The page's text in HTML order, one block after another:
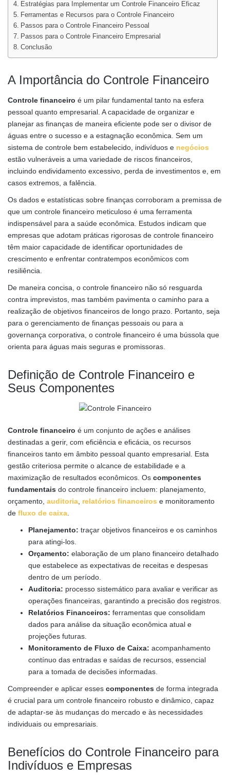
Estratégias para Implementar um Controle Financeiro Eficaz
Ferramentas e Recursos para o Controle Financeiro
Passos para o Controle Financeiro Pessoal
Passos para o Controle Financeiro Empresarial
Conclusão
A Importância do Controle Financeiro
Controle financeiro é um pilar fundamental tanto na esfera
pessoal quanto empresarial. A capacidade de organizar e
planejar as finanças de maneira eficiente pode ser o divisor de
águas entre o sucesso e a estagnação econômica. Sem um
sistema de controle bem estabelecido, indivíduos e negócios
estão vulneráveis a uma variedade de riscos financeiros,
incluindo endividamento excessivo, perda de investimentos e, em
casos extremos, a falência.
Os dados e estatísticas sobre finanças corroboram a premissa de
que um controle financeiro meticuloso é uma ferramenta
indispensável para a saúde econômica. Estudos indicam que
empresas que adotam práticas rigorosas de controle financeiro
têm maior capacidade de identificar oportunidades de
crescimento e enfrentar contratempos econômicos com
resiliência.
De maneira concisa, o controle financeiro não só resguarda
contra imprevistos, mas também pavimenta o caminho para a
realização de objetivos financeiros de longo prazo. Portanto, seja
para o gerenciamento de finanças pessoais ou para a
governança corporativa, o controle financeiro é uma bússola que
orienta para águas mais seguras e promissoras.
Definição de Controle Financeiro e
Seus Componentes
Controle financeiro é um conjunto de ações e análises
destinadas a gerir, com eficiência e eficácia, os recursos
financeiros tanto em âmbito pessoal quanto empresarial. Esta
gestão criteriosa permite o alcance de estabilidade e a
maximização de resultados econômicos. Os componentes
fundamentais do controle financeiro incluem: planejamento,
orçamento, auditoria, relatórios financeiros e monitoramento
de fluxo de caixa.
Planejamento: traçar objetivos financeiros e os caminhos
para atingi-los.
Orçamento: elaboração de um plano financeiro detalhado
que estabelece as expectativas de receitas e despesas
dentro de um período.
Auditoria: processo sistemático para avaliar e verificar as
operações financeiras, garantindo a precisão dos registros.
Relatórios Financeiros: ferramentas que consolidam
dados para análise da situação econômica atual e
projeções futuras.
Monitoramento de Fluxo de Caixa: acompanhamento
contínuo das entradas e saídas de recursos, essencial
para a tomada de decisões informadas.
Compreender e aplicar esses componentes de forma integrada
é crucial para um controle financeiro robusto e dinâmico, capaz
de adaptar-se às mudanças do mercado e às necessidades
individuais ou empresariais.
Benefícios do Controle Financeiro para
Indivíduos e Empresas